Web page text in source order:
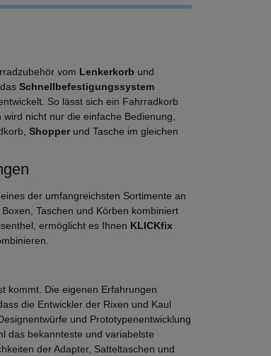
vom Lenkerkorb und
Schnellbefestigungssystem
So lässt sich ein Fahrradkorb
nicht nur die einfache Bedienung,
Shopperund Tasche im gleichen
der umfangreichsten Sortimente an
Taschen und Körben kombiniert
ermöglicht es Ihnen KLICKfix
kommt. Die eigenen Erfahrungen
die Entwickler der Rixen und Kaul
und Prototypenentwicklung
das bekannteste und variabelste
der Adapter, Satteltaschen und